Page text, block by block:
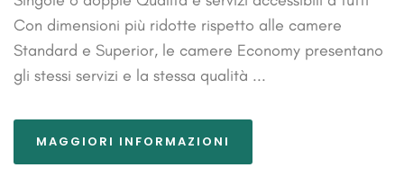
Con dimensioni più ridotte rispetto alle camere
Standard e Superior, le camere Economy presentano
gli stessi servizi e la stessa qualità ...
MAGGIORI INFORMAZIONI